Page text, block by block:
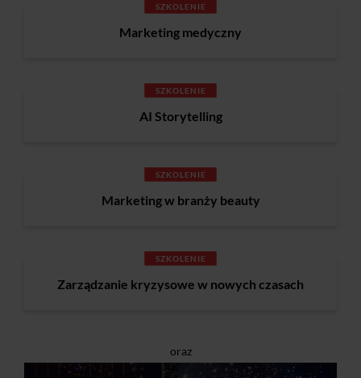
SZKOLENIE
Marketing medyczny
SZKOLENIE
AI Storytelling
SZKOLENIE
Marketing w branży beauty
SZKOLENIE
Zarządzanie kryzysowe w nowych czasach
oraz